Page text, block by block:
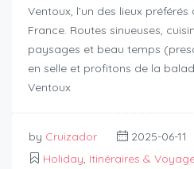
Ventoux, l’un des lieux
France. Routes sinueuses,
paysages et beau temps
en selle et profitons de la
Ventoux
by Cruizador
2025-06-11
Holiday, Itinéraires &